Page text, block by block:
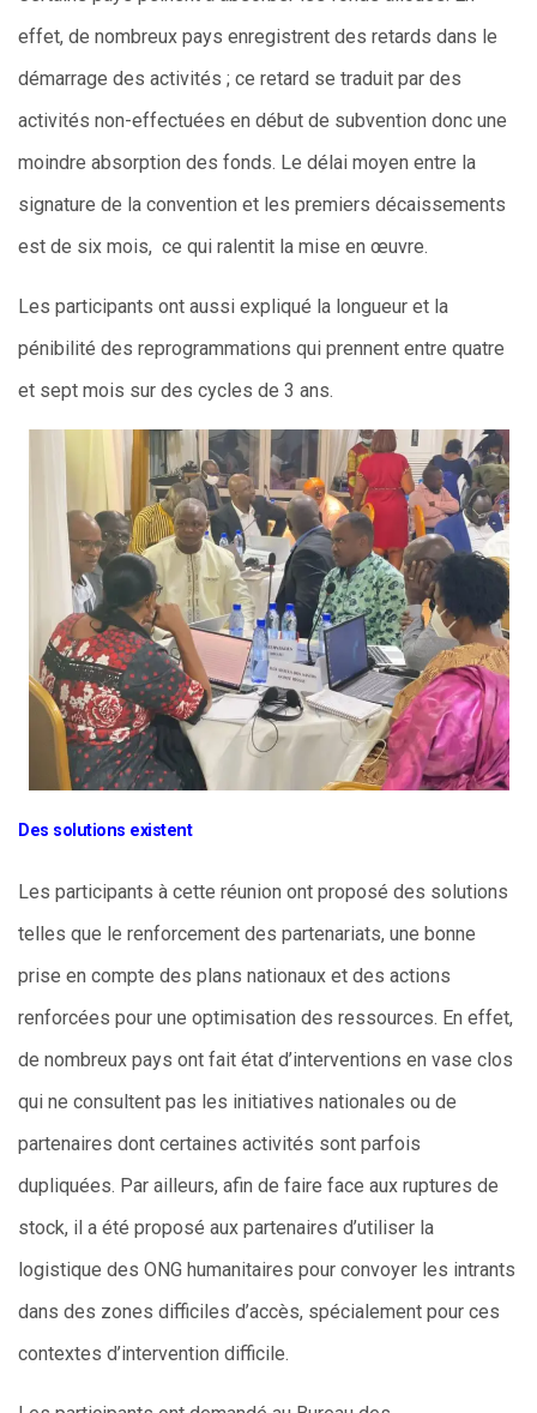
effet, de nombreux pays enregistrent des retards dans le
démarrage des activités ; ce retard se traduit par des
activités non-effectuées en début de subvention donc une
moindre absorption des fonds. Le délai moyen entre la
signature de la convention et les premiers décaissements
est de six mois, ce qui ralentit la mise en œuvre.
Les participants ont aussi expliqué la longueur et la
pénibilité des reprogrammations qui prennent entre quatre
et sept mois sur des cycles de 3 ans.
Des solutions existent
Les participants à cette réunion ont proposé des solutions
telles que le renforcement des partenariats, une bonne
prise en compte des plans nationaux et des actions
renforcées pour une optimisation des ressources. En effet,
de nombreux pays ont fait état d’interventions en vase clos
qui ne consultent pas les initiatives nationales ou de
partenaires dont certaines activités sont parfois
dupliquées. Par ailleurs, afin de faire face aux ruptures de
stock, il a été proposé aux partenaires d’utiliser la
logistique des ONG humanitaires pour convoyer les intrants
dans des zones difficiles d’accès, spécialement pour ces
contextes d’intervention difficile.